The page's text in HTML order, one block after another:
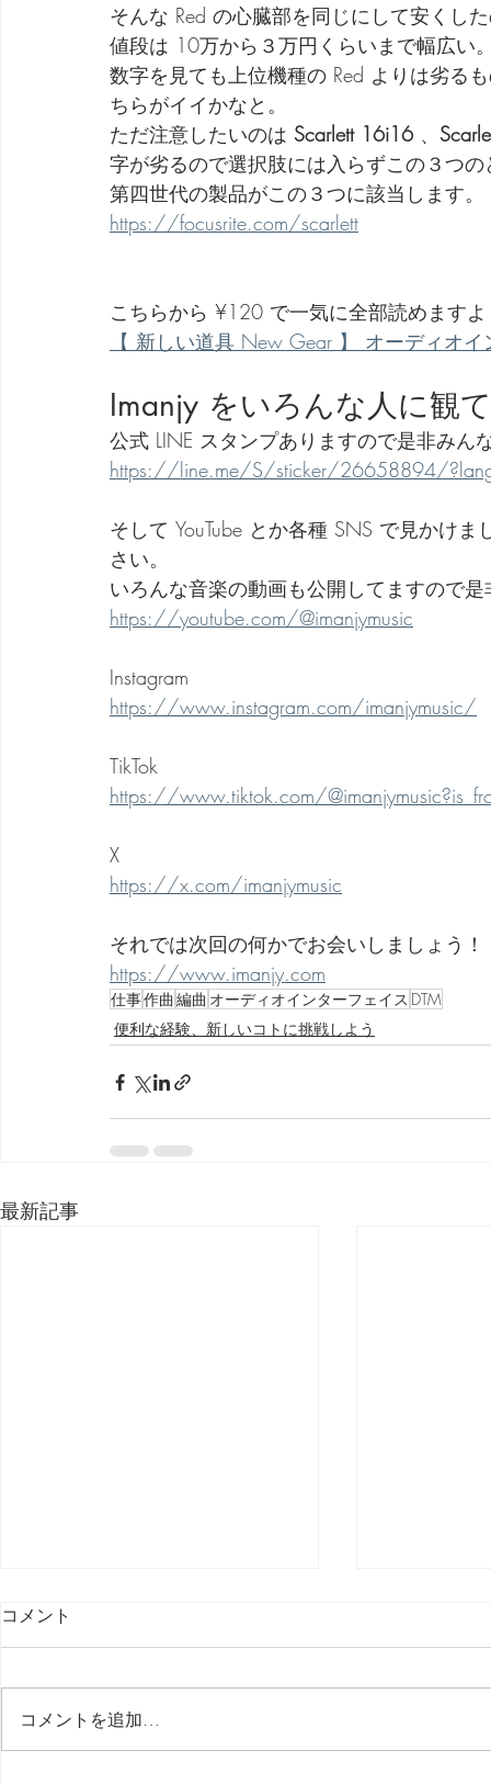
そんな Red の心臓部を同じにして安くし
値段は 10万から３万円くらいまで幅広い
数字を見ても上位機種の Red よりは劣る
ちらがイイかなと。
ただ注意したいのは Scarlett 16i16 、
字が劣るので選択肢には入らずこの３つ
第四世代の製品がこの３つに該当します。
https://focusrite.com/scarlett
こちらから ¥120 で一気に全部読めます
【 新しい道具 New Gear 】 オーディオ
Imanjy をいろんな人に観
公式 LINE スタンプありますので是非みん
https://line.me/S/sticker/26658894/
そして YouTube とか各種 SNS で見かけ
さい。
いろんな音楽の動画も公開してますので
https://youtube.com/@imanjymusic
Instagram
https://www.instagram.com/imanjymusic/
TikTok
https://www.tiktok.com/
X
https://x.com/imanjymusic
それでは次回の何かでお会いしましょう！
https://www.imanjy.com
仕事作曲 編曲 オーディオインターフェイス DTM
便利な経験、新しいコトに挑戦しよう
最新記事
１【 新しい道具 New Gear
フェイスが壊れたので新しく買う
コトにしましたけどイマンジーの
機材とかギターってことごとく赤
コメント
コメントを追加…